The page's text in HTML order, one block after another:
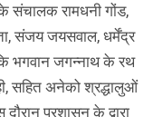
के संचालक रामधनी गोंड,
संजय जयसवाल, धर्मेंद्र
भगवान जगन्नाथ के रथ
सहित अनेको श्रद्धालुओं
प्रशासन के द्वारा